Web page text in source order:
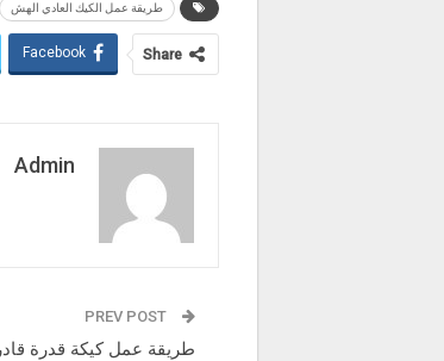
طريقة عمل الكيك العادي الهش
Share
Facebook
Admin
طريقة عمل كيكة قدرة